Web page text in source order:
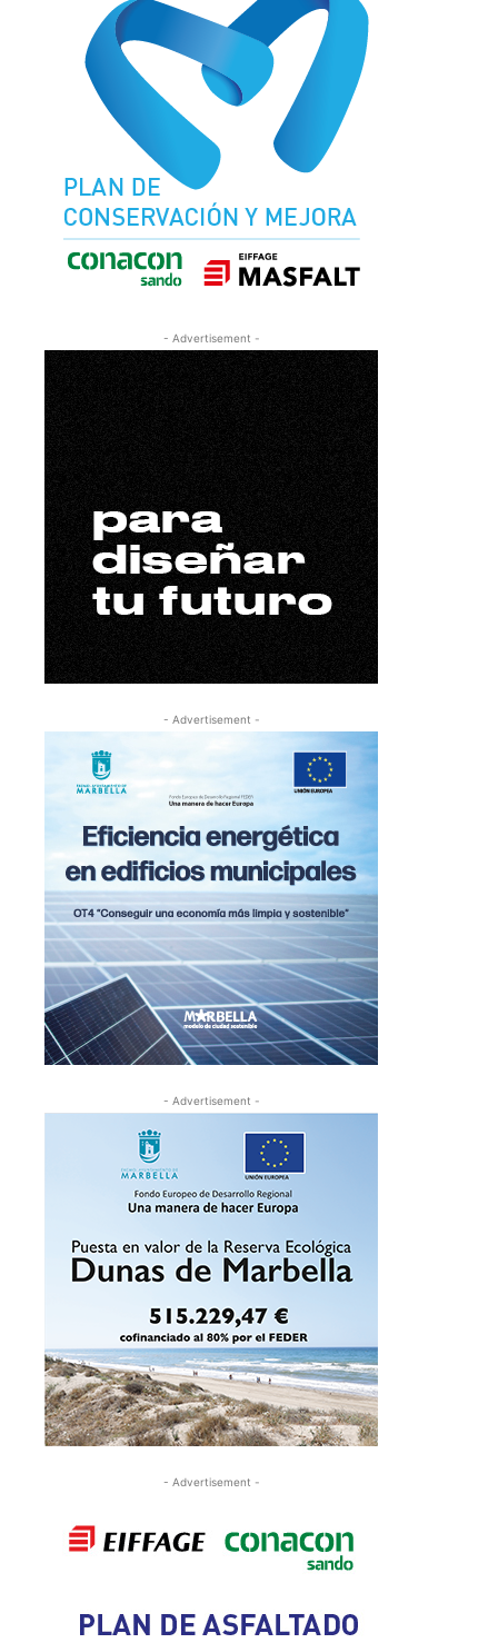
- Advertisement -
- Advertisement -
- Advertisement -
- Advertisement -